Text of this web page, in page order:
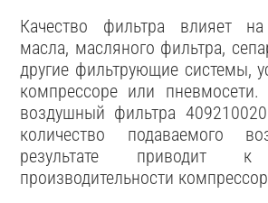
Качество фильтра влияет
масла, масляного фильтра,
другие фильтрующие системы,
компрессоре или
воздушный фильтра
количество подаваемого
результате приводит к
производительности